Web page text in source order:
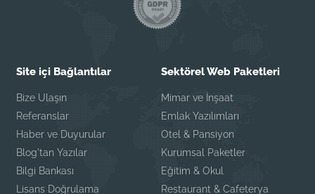
Site içi Bağlantılar
Bize Ulaşın
Referanslar
Haber ve Duyurular
Blog'tan Yazılar
Bilgi Bankası
Lisans Doğrulama
Sektörel Web Paketleri
Mimar ve İnşaat
Emlak Yazılımları
Otel & Pansiyon
Kurumsal Paketler
Eğitim & Okul
Restaurant & Cafeterya